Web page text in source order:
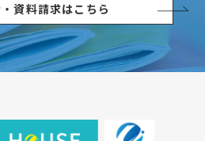
資料請求はこちら